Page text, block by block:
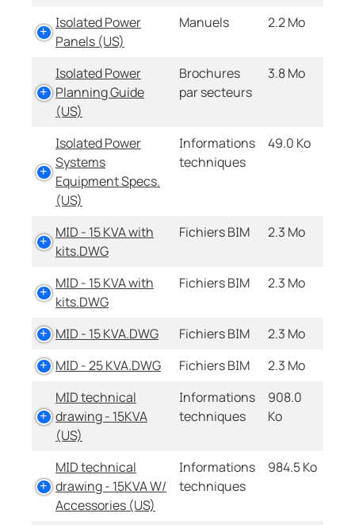
Isolated Power
Panels (US)
Manuels 2.2 Mo
Isolated Power
Planning Guide
(US)
Brochures
par secteurs
3.8 Mo
Isolated Power
Systems
Equipment Specs.
(US)
Informations
techniques
49.0 Ko
MID - 15 KVA with
kits.DWG
Fichiers BIM 2.3 Mo
MID - 15 KVA with
kits.DWG
Fichiers BIM 2.3 Mo
MID - 15 KVA.DWG Fichiers BIM
2.3 Mo
MID - 25 KVA.DWG
Fichiers BIM
2.3 Mo
MID technical
drawing - 15KVA
(US)
Informations
techniques
908.0
Ko
MID technical
drawing - 15KVA W/
Accessories (US)
Informations
techniques
984.5 Ko